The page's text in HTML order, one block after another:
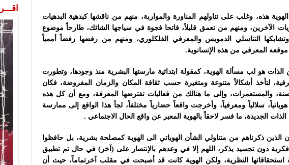
الهوية هذه، وغلب على تناولهم المناورة والمواربة، منهم من ناقشها كبدهية البدهيات
الآخرين، ومنهم من تعمق قليلاً، فاتحا فجوة في سياجها الشائك، طارحاً موضوع
وتشابكها التناسلي الدمويس والمعرفي الفلكلوري، ومنهم من رفضها رفضاً أممياً
المعرفي من هذه الإنسانوية.
الذات هو لب مسألة الهوية، كمقولة ابتدائية مارستها البشرية منذ وجودها، وتطورت
لتأخذ أشكالاً متنوعة ومتغيرة حسب ثقافة المكان والزمان المفروضة، فكان
والمستعمرات، وإلى ما هنالك من فعاليات تفترضها المعرفة، ومع أن كل هذه
سلالياً ومعرفياً، وأخرجت واقعاً حضارياً مختلفاً، لجأ هذا الواقع إلى ممارسة
الذات الجديدة، ما فسر لاحقاً بالهوية المعبر عن واقع الحال الاجتماعي .
الذين ذكرناهم من متناولي الشأن الهوياتي الى الهوية كمصلحة بشرية، بل حافظوا
فكرية دون تجسيد يذكر، اللهم إلا في وعدهم بالإنتصار على (آخر) في حال تم تطبيق
استحقاقاتها النظرية، ولكن الهوية كانت قد أصبحت في مقلب آخرتماماً، حيث أن